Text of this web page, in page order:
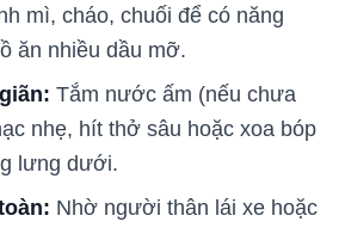
mì, cháo, chuối để có năng
ăn nhiều dầu mỡ.
Tắm nước ấm (nếu chưa
nhẹ, hít thở sâu hoặc xoa bóp
lưng dưới.
Nhờ người thân lái xe hoặc